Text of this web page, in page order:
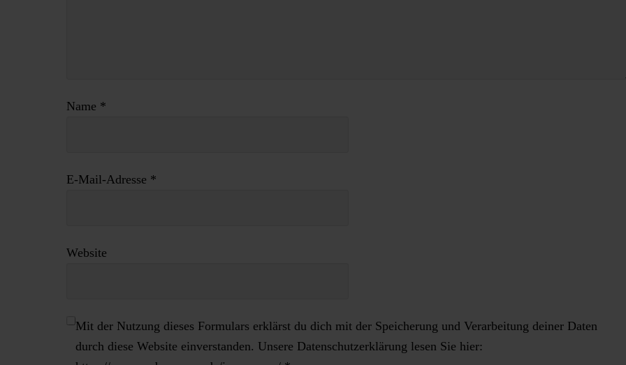
Name *
E-Mail-Adresse *
Website
Mit der Nutzung dieses Formulars erklärst du dich mit der Speicherung und Verarbeitung deiner Daten
durch diese Website einverstanden. Unsere Datenschutzerklärung lesen Sie hier: